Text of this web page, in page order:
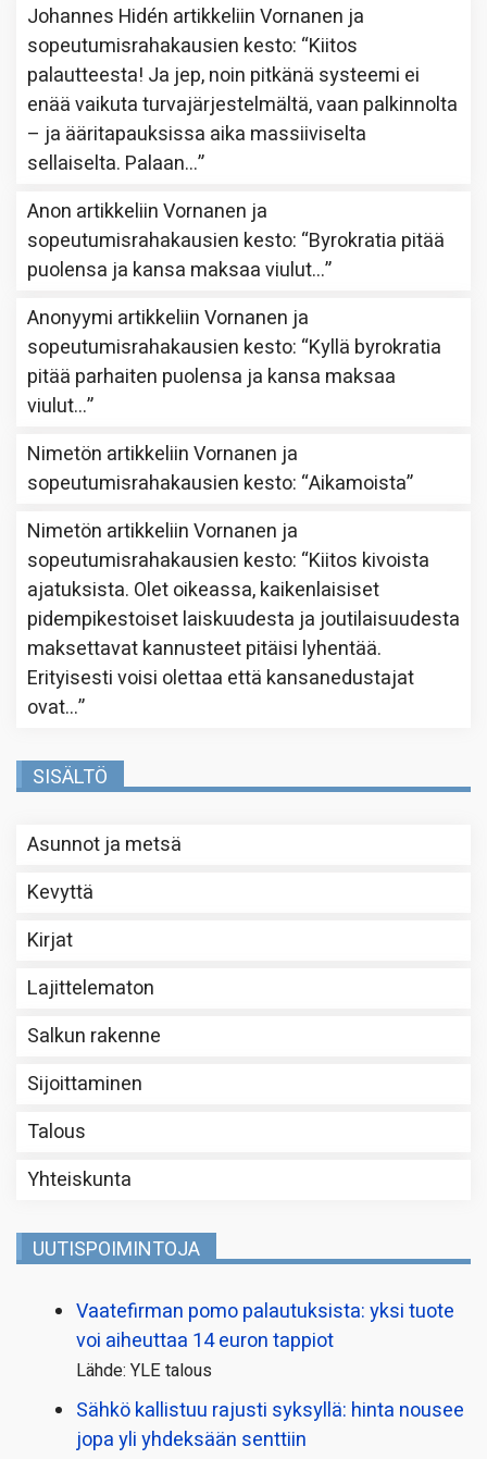
Johannes Hidén artikkeliinVornanen ja
sopeutumisrahakausien kesto: “Kiitos
palautteesta! Ja jep, noin pitkänä systeemi ei
enää vaikuta turvajärjestelmältä, vaan palkinnolta
– ja ääritapauksissa aika massiiviselta
sellaiselta. Palaan…”
Anon artikkeliinVornanen ja
sopeutumisrahakausien kesto: “Byrokratia pitää
puolensa ja kansa maksaa viulut…”
Anonyymi artikkeliinVornanen ja
sopeutumisrahakausien kesto: “Kyllä byrokratia
pitää parhaiten puolensa ja kansa maksaa
viulut…”
Nimetön artikkeliinVornanen ja
sopeutumisrahakausien kesto: “Aikamoista”
Nimetön artikkeliinVornanen ja
sopeutumisrahakausien kesto: “Kiitos kivoista
ajatuksista. Olet oikeassa, kaikenlaisiset
pidempikestoiset laiskuudesta ja joutilaisuudesta
maksettavat kannusteet pitäisi lyhentää.
Erityisesti voisi olettaa että kansanedustajat
ovat…”
SISÄLTÖ
Asunnot ja metsä
Kevyttä
Kirjat
Lajittelematon
Salkun rakenne
Sijoittaminen
Talous
Yhteiskunta
UUTISPOIMINTOJA
Vaatefirman pomo palautuksista: yksi tuote
voi aiheuttaa 14 euron tappiot
Lähde: YLE talous
Sähkö kallistuu rajusti syksyllä: hinta nousee
jopa yli yhdeksään senttiin